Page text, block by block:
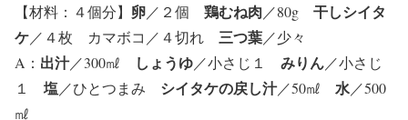
【材料 ：４個分】 卵／２個 鶏むね肉／80g 干しシイタ
ケ／４枚 カマボコ／４切れ 三つ葉／少々
A： 出汁／300㎖ しょうゆ／小さじ１ みりん／小さじ
１ 塩／ひとつまみ シイタケの戻し汁／50㎖ 水／500
㎖